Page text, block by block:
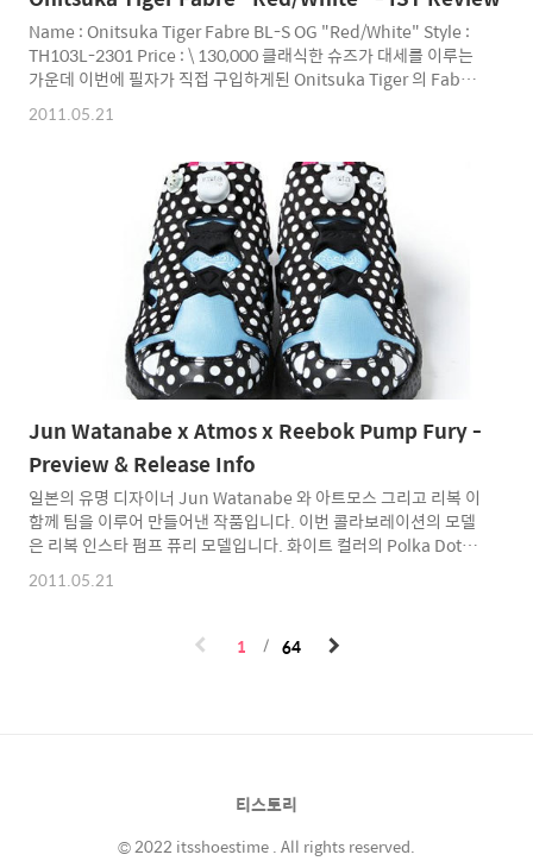
Name : Onitsuka Tiger Fabre BL-S OG "Red/White" Style :
TH103L-2301 Price : \ 130,000 클래식한 슈즈가 대세를 이루는
가운데 이번에 필자가 직접 구입하게된 Onitsuka Tiger 의 Fabre
모델입니다. 현재 Onitsuka Tiger 에서 Mexico 66 모델과 함께 가
장 인기있는 모델군입니다. 클래식한 디자인에 깔끔한 실루엣이 특
의 인솔을 사용해 보다 편안함을 느낄 수 있습니다. Onitsuka
Tiger 는 Asics 의 프리미엄 라인군으로 예전 Kill Bill 이라는 영화
의 여주인공이 신고나와 유명세를 탔던 라인입니다. 클래식한 디자
인과 높은 퀄리티를 자랑하는 ..
2011.05.21
Jun Watanabe x Atmos x Reebok Pump Fury -
Preview & Release Info
일본의 유명 디자이너 Jun Watanabe 와 아트모스 그리고 리복 이
함께 팀을 이루어 만들어낸 작품입니다. 이번 콜라보레이션의 모델
은 리복 인스타 펌프 퓨리 모델입니다. 화이트 컬러의 Polka Dot 이
전체적으로 사용되었으며, 블루 컬러와 핑크 컬러 그리고 블랙 컬러
의 3가지 컬러가 조합되었습니다. 상당히 귀여운 표정을 한 케릭터
다. 인솔 또한 핑크 컬러로 이루어져 상당히 귀여운 모습입니다. 리
2011.05.21
1 64
티스토리
© 2022 itsshoestime . All rights reserved.